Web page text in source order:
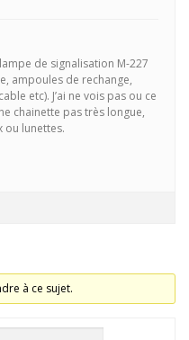
de signalisation M-227
ampoules de rechange,
etc). J’ai ne vois pas ou ce
chainette pas très longue,
ou lunettes.
à ce sujet.